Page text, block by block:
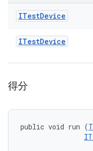
ITestDevice
ITestDevice
得分
public void run (